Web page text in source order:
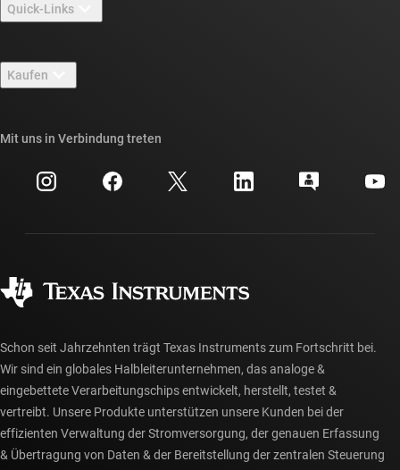
Stellenangebote
Newsroom
Veranstaltungen
Investorenbeziehungen
Quick-Links
TI E2E™-Design-Support-Foren
Querverweis-Suche
Kundensupportzentrum
myTI-Konto FAQs
Kaufen
Häufig gestellte Fragen zu Bestellungen
Mit uns in Verbindung treten
Schon seit Jahrzehnten trägt Texas Instruments zum Fortschritt bei.
Wir sind ein globales Halbleiterunternehmen, das analoge &
eingebettete Verarbeitungschips entwickelt, herstellt, testet &
vertreibt. Unsere Produkte unterstützen unsere Kunden bei der
effizienten Verwaltung der Stromversorgung, der genauen Erfassung
& Übertragung von Daten & der Bereitstellung der zentralen Steuerung